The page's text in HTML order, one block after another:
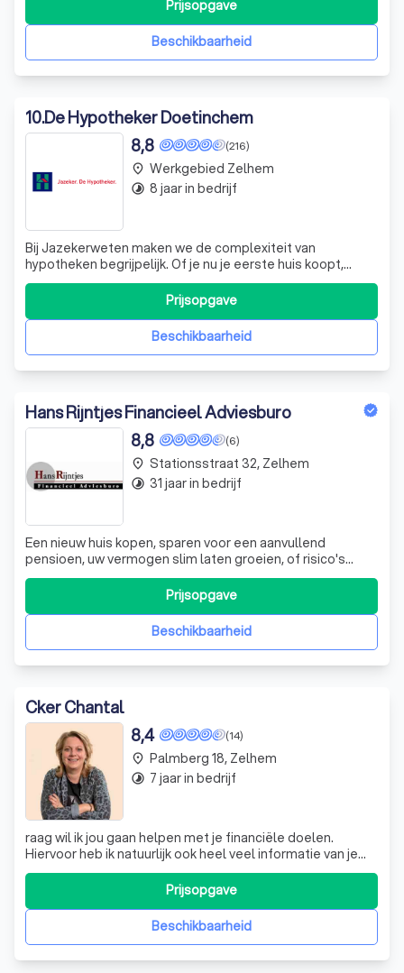
aansprakelijkheids- en rechtsbijstandverzekeringen. Ons
All In Woonpakket is speciaal ontworp
Beschikbaarheid
Prijsopgave
10.De Hypotheker Doetinchem
(216)
8,8
Bij Jazekerweten maken we de complexiteit van
hypotheken begrijpelijk. Of je nu je eerste huis koopt,
verhuist of je huidige hypotheek wilt oversluiten, wij
bieden inzicht met onze korte video's. We behandelen
thema's zoals besparen op maandlasten, verduurzaming
van je woning en de aflossingsvrije h
Beschikbaarheid
Prijsopgave
place Werkgebied Zelhem
timelapse 8 jaar in bedrijf
Hans Rijntjes Financieel Adviesburo
(6)
8,8
Een nieuw huis kopen, sparen voor een aanvullend
pensioen, uw vermogen slim laten groeien, of risico's
afdekken met passende verzekeringen. Het is óns vak om
u te ontzorgen op alle mogelijke financiële aspecten. Dat
heeft alles te maken met inventariseren en het zoeken
naar de juiste oplossingenBeschikbaarheid
Prijsopgave
place Stationsstraat 32, Zelhem
timelapse 31 jaar in bedrijf
Cker Chantal
(14)
8,4
raag wil ik jou gaan helpen met je financiële doelen.
Hiervoor heb ik natuurlijk ook heel veel informatie van je
nodig, dus je zult het vast ook leuk vinden om wat over mij
moeder van twee kids. We wonen in het mooie
achterhoek, in Zelhem. SindsBeschikbaarheid
Prijsopgave
place Palmberg 18, Zelhem
timelapse 7 jaar in bedrijf